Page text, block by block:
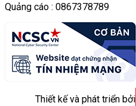
Quảng cáo : 0867378789
Thiết kế và phát triển bởi